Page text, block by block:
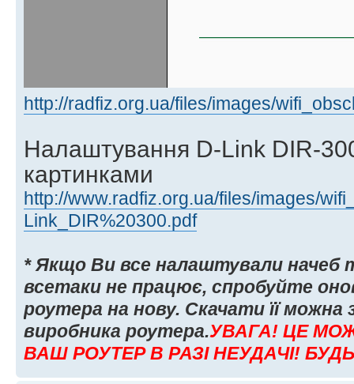
http://radfiz.org.ua/files/images/
Налаштування D-Link DIR-300
картинками
http://www.radfiz.org.ua/files/images/
Link_DIR%20300.pdf
* Якщо Ви все налаштували начеб
всетаки не працює, спробуйте
роутера на нову. Скачати її можна
виробника роутера.УВАГА! ЦЕ
ВАШ РОУТЕР В РАЗІ НЕУДАЧІ!